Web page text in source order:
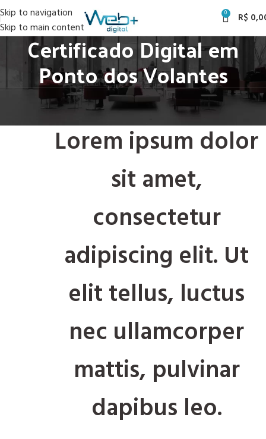
Skip to navigation
Skip to main content
0 R$
Certificado Digital em
Ponto dos Volantes
Lorem ipsum dolor
sit amet,
consectetur
adipiscing elit. Ut
elit tellus, luctus
nec ullamcorper
mattis, pulvinar
dapibus leo.